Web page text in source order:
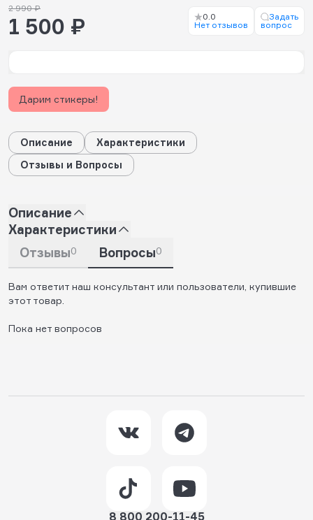
2 990 ₽
1 500 ₽
0.0
Нет отзывов
Задать
вопрос
Дарим стикеры!
Описание
Характеристики
Отзывы и Вопросы
Описание
Характеристики
Отзывы0 Вопросы0
Вам ответит наш консультант или пользователи, купившие
этот товар.
Пока нет вопросов
8 800 200-11-45